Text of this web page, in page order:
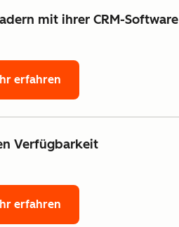
mit ihrer CRM-Software
erfahren
Verfügbarkeit
erfahren